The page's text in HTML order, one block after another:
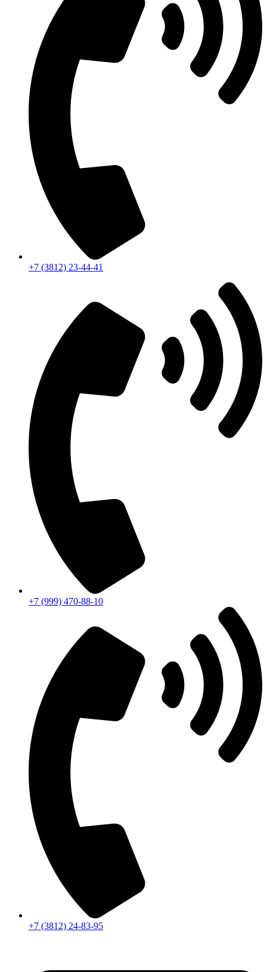
+7 (3812) 23-44-41
+7 (999) 470-88-10
+7 (3812) 24-83-95